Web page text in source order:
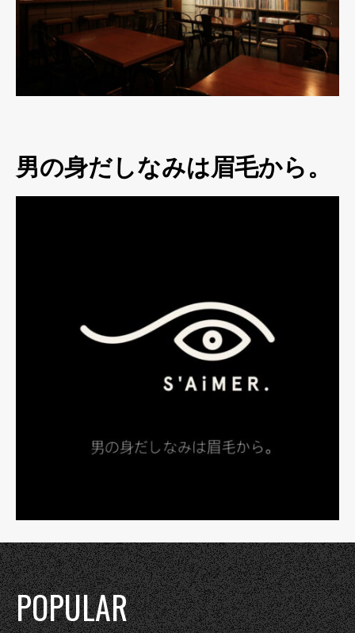
男の身だしなみは眉毛から。
POPULAR